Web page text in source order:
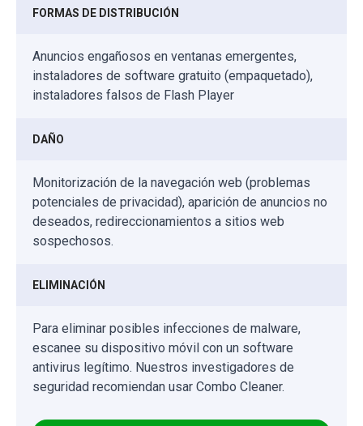
FORMAS DE DISTRIBUCIÓN
Anuncios engañosos en ventanas emergentes,
instaladores de software gratuito (empaquetado),
instaladores falsos de Flash Player
DAÑO
Monitorización de la navegación web (problemas
potenciales de privacidad), aparición de anuncios no
deseados, redireccionamientos a sitios web
sospechosos.
ELIMINACIÓN
Para eliminar posibles infecciones de malware,
escanee su dispositivo móvil con un software
antivirus legítimo. Nuestros investigadores de
seguridad recomiendan usar Combo Cleaner.